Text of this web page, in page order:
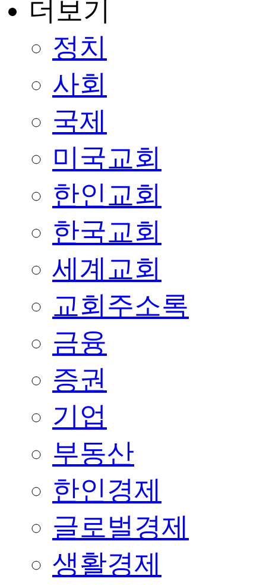
더보기
정치
사회
국제
미국교회
한인교회
한국교회
세계교회
교회주소록
금융
증권
기업
부동산
한인경제
글로벌경제
생활경제